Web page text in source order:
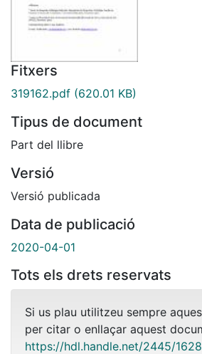
Fitxers
319162.pdf (620.01 KB)
Tipus de document
Part del llibre
Versió
Versió publicada
Data de publicació
2020-04-01
Tots els drets reservats
Si us plau utilitzeu sempre
per citar o enllaçar aquest
https://hdl.handle.net/2445/